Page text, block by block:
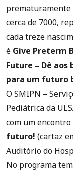
prematuramente
cerca de 7000,
cada treze
é Give Preterm
Future – Dê
para um futuro
O SMIPN –
Pediátrica da
com um encontro
futuro! (cartaz
Auditório do
No programa